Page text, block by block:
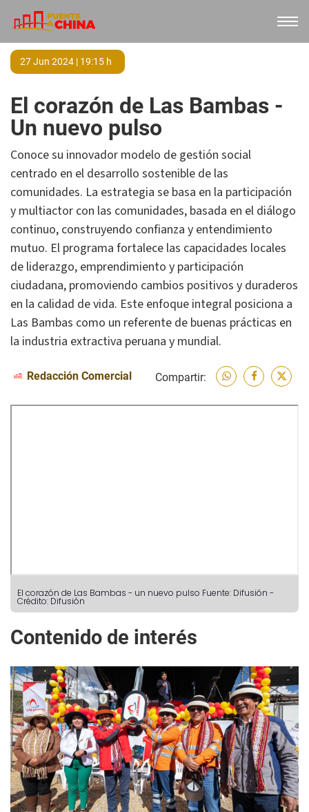
27 Jun 2024 | 19:15 h
El corazón de Las Bambas -
Un nuevo pulso
Conoce su innovador modelo de gestión social
centrado en el desarrollo sostenible de las
comunidades. La estrategia se basa en la participación
y multiactor con las comunidades, basada en el diálogo
continuo, construyendo confianza y entendimiento
mutuo. El programa fortalece las capacidades locales
de liderazgo, emprendimiento y participación
ciudadana, promoviendo cambios positivos y duraderos
en la calidad de vida. Este enfoque integral posiciona a
Las Bambas como un referente de buenas prácticas en
la industria extractiva peruana y mundial.
Redacción Comercial Compartir:
El corazón de Las Bambas - un nuevo pulso Fuente: Difusión -
Crédito: Difusión
Contenido de interés